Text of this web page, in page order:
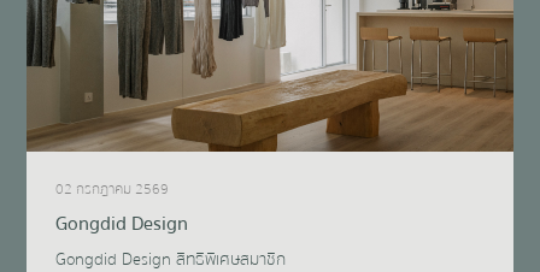
02 กรกฎาคม 2569
Gongdid Design
Gongdid Design สิทธิพิเศษสมาชิก